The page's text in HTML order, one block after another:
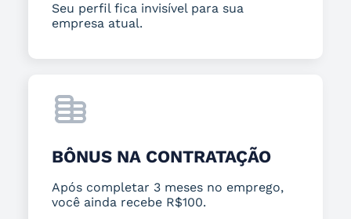
Seu perfil fica invisível para sua
empresa atual.
BÔNUS NA CONTRATAÇÃO
Após completar 3 meses no emprego,
você ainda recebe R$100.